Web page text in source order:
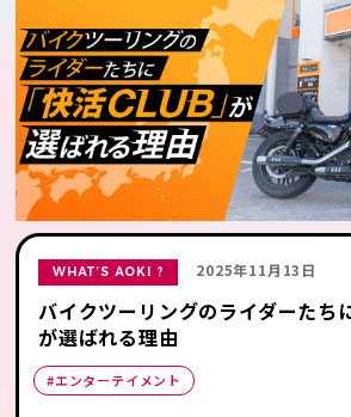
WHAT’S AOKI ? 2025年11月13日
バイクツーリングのライダーたち
が選ばれる理由
#エンターテイメント